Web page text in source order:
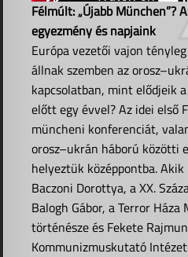
Félmúlt: „Újabb München”?
egyezmény és napjaink
Európa vezetői vajon
állnak szemben az
kapcsolatban, mint elődjeik
előtt egy évvel? Az idei első
müncheni konferenciát,
orosz–ukrán háború közötti
helyeztük középpontba.
Baczoni Dorottya, a XX.
Balogh Gábor, a Terror Háza
történésze és Fekete
Kommunizmuskutató